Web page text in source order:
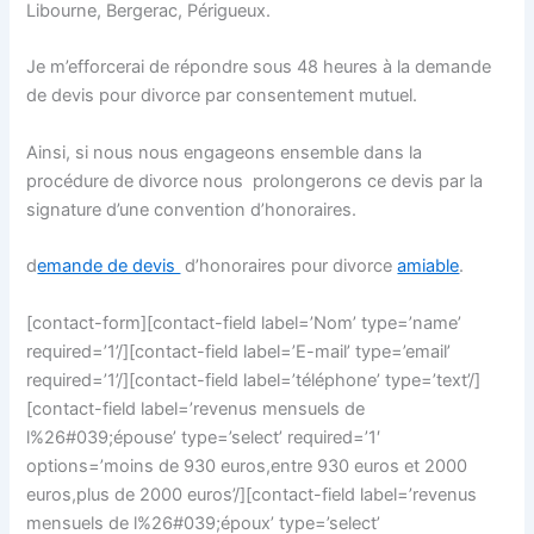
Libourne, Bergerac, Périgueux.
Je m’efforcerai de répondre sous 48 heures à la demande
de devis pour divorce par consentement mutuel.
Ainsi, si nous nous engageons ensemble dans la
procédure de divorce nous prolongerons ce devis par la
signature d’une convention d’honoraires.
demande de devis d’honoraires pour divorceamiable.
[contact-form][contact-field label=’Nom’ type=’name’
required=’1’/][contact-field label=’E-mail’ type=’email’
required=’1’/][contact-field label=’téléphone’ type=’text’/]
[contact-field label=’revenus mensuels de
l%26#039;épouse’ type=’select’ required=’1′
options=’moins de 930 euros,entre 930 euros et 2000
euros,plus de 2000 euros’/][contact-field label=’revenus
mensuels de l%26#039;époux’ type=’select’